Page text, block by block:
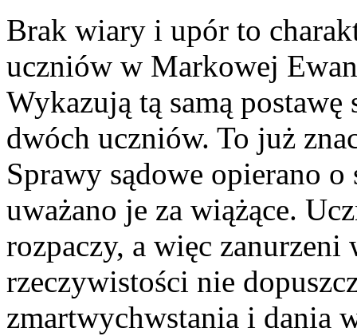
Brak wiary i upór to
uczniów w Markowej
Wykazują tą samą
dwóch uczniów. To już
Sprawy sądowe opierano
uważano je za wiążące.
rozpaczy, a więc
rzeczywistości nie
zmartwychwstania i dania